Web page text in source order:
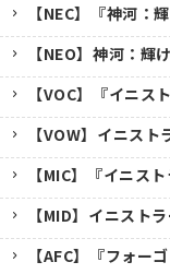
【NEC】『神河：
【NEO】神河：輝
【VOC】『イニス
【VOW】イニス
【MIC】『イニス
【MID】イニスト
【AFC】『フォー